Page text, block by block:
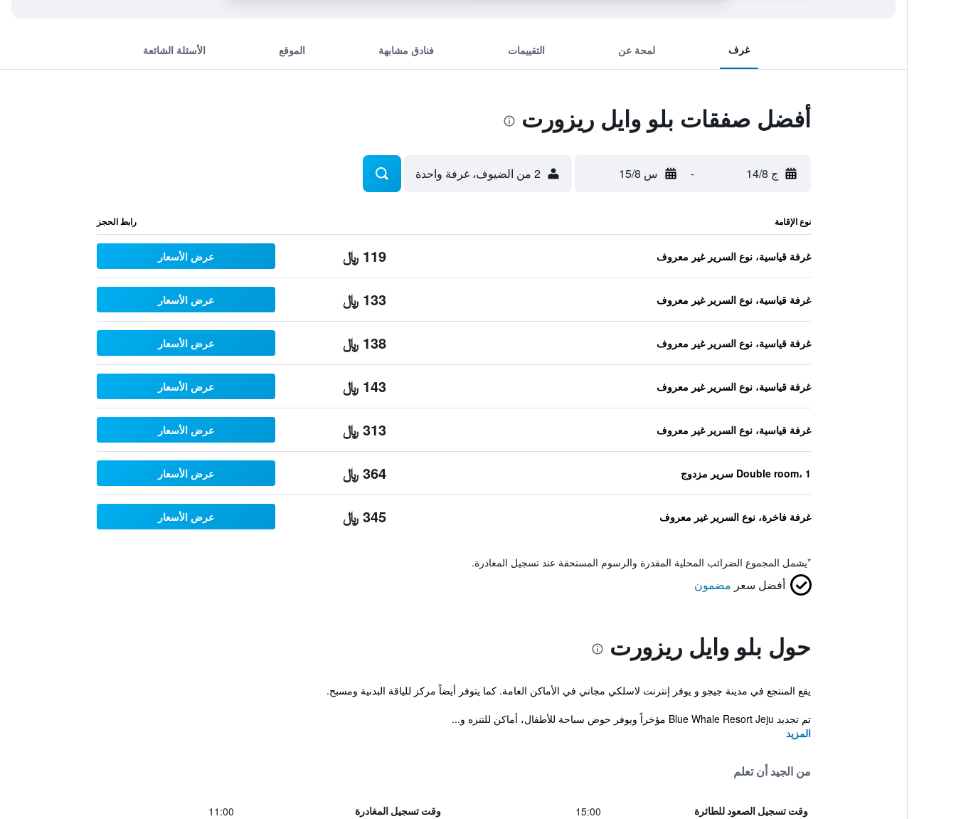
غرف لمحة عن التقييمات فنادق مشابهة الموقع الأسئلة الشائعة
أفضل صفقات بلو وايل ريزورت
ج 14/8 - س 15/8 2 من الضيوف، غرفة واحدة
نوع الإقامة رابط الحجز
غرفة قياسية، نوع السرير غير معروف 119 ﷼ عرض الأسعار
غرفة قياسية، نوع السرير غير معروف 133 ﷼ عرض الأسعار
غرفة قياسية، نوع السرير غير معروف 138 ﷼ عرض الأسعار
غرفة قياسية، نوع السرير غير معروف 143 ﷼ عرض الأسعار
غرفة قياسية، نوع السرير غير معروف 313 ﷼ عرض الأسعار
Double room، 1 سرير مزدوج 364 ﷼ عرض الأسعار
غرفة فاخرة، نوع السرير غير معروف 345 ﷼ عرض الأسعار
*يشمل المجموع الضرائب المحلية المقدرة والرسوم المستحقة عند تسجيل المغادرة.
أفضل سعر مضمون
حول بلو وايل ريزورت
يقع المنتجع في مدينة جيجو و يوفر إنترنت لاسلكي مجاني في الأماكن العامة. كما يتوفر أيضاً مركز للياقة البدنية ومسبح.
تم تجديد Blue Whale Resort Jeju مؤخراً ويوفر حوض سباحة للأطفال، أماكن للتنزه و...
المزيد
من الجيد أن تعلم
وقت تسجيل الصعود للطائرة 15:00 وقت تسجيل المغادرة 11:00